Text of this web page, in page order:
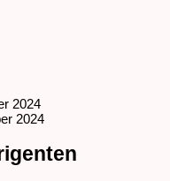
2024
2024